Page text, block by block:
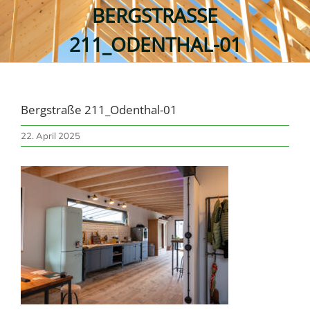
BERGSTRASSE 2
11_ODENTHAL-01
Bergstraße 211_Odenthal-01
22. April 2025